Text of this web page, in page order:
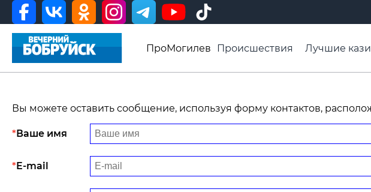
ПроМогилев Происшествия Лучшие
Видео ВБ
Вы можете оставить сообщение, используя форму контактов,
Ваше имя
E-mail